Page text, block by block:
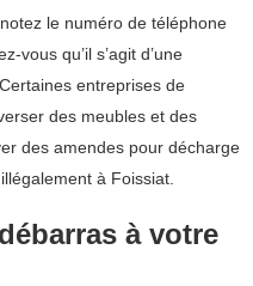
le numéro de téléphone
vous qu’il s’agit d’une
entreprises de
des meubles et des
des amendes pour décharge
à Foissiat.
à votre